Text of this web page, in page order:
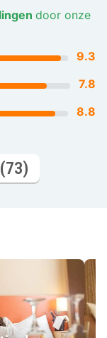
door onze
9.3
7.8
8.8